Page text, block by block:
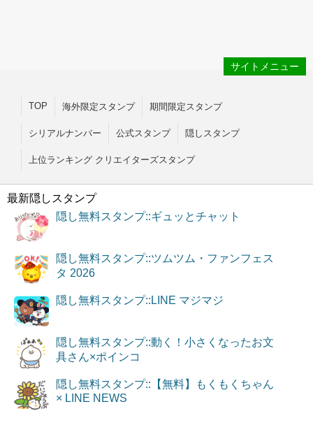
サイトメニュー
TOP 海外限定スタンプ 期間限定スタンプ
シリアルナンバー 公式スタンプ 隠しスタンプ
上位ランキング クリエイターズスタンプ
最新隠しスタンプ
隠し無料スタンプ::ギュッとチャット
隠し無料スタンプ::ツムツム・ファンフェス
タ 2026
隠し無料スタンプ::LINE マジマジ
隠し無料スタンプ::動く！小さくなったお文
具さん×ポインコ
隠し無料スタンプ::【無料】もくもくちゃん
× LINE NEWS